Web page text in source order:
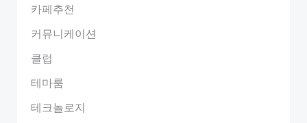
카페추천
커뮤니케이션
클럽
테마룸
테크놀로지